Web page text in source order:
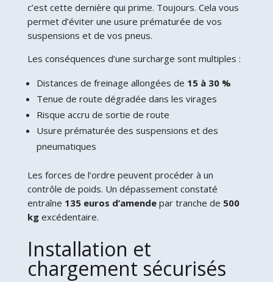
c’est cette dernière qui prime. Toujours. Cela vous
permet d’éviter une usure prématurée de vos
suspensions et de vos pneus.
Les conséquences d’une surcharge sont multiples :
Distances de freinage allongées de 15 à 30 %
Tenue de route dégradée dans les virages
Risque accru de sortie de route
Usure prématurée des suspensions et des
pneumatiques
Les forces de l’ordre peuvent procéder à un
contrôle de poids. Un dépassement constaté
entraîne 135 euros d’amendepar tranche de 500
kgexcédentaire.
Installation et
chargement sécurisés